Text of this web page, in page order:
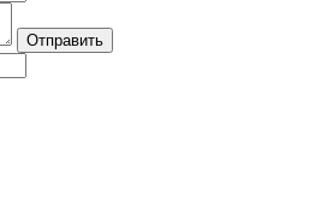
Отправить